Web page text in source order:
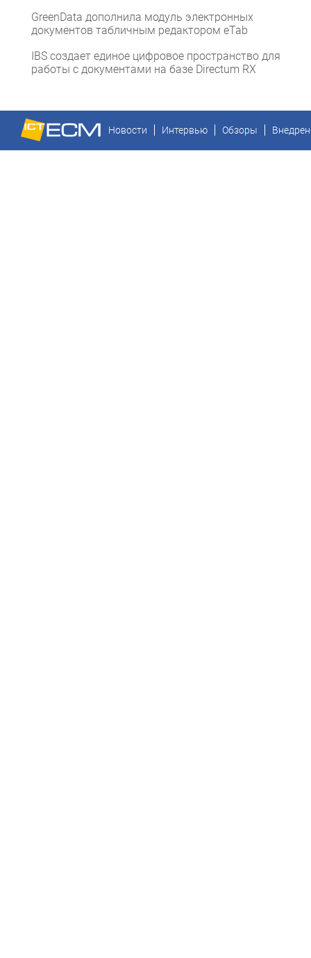
GreenData дополнила модуль электронных
документов табличным редактором eTab
IBS создает единое цифровое пространство для
работы с документами на базе Directum RX
Новости Интервью Обзоры